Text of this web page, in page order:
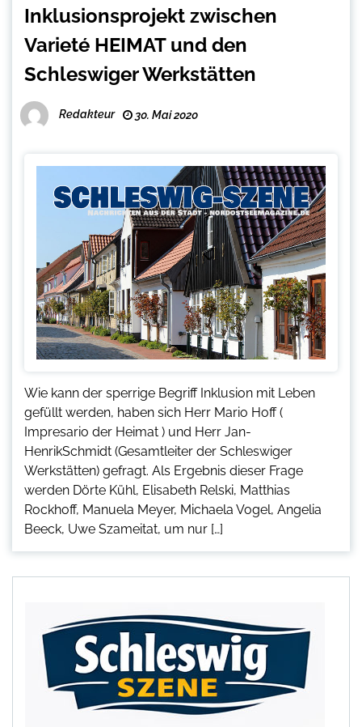
Inklusionsprojekt zwischen
Varieté HEIMAT und den
Schleswiger Werkstätten
Redakteur 30. Mai 2020
Wie kann der sperrige Begriff Inklusion mit Leben
gefüllt werden, haben sich Herr Mario Hoff (
Impresario der Heimat ) und Herr Jan-
HenrikSchmidt (Gesamtleiter der Schleswiger
Werkstätten) gefragt. Als Ergebnis dieser Frage
werden Dörte Kühl, Elisabeth Relski, Matthias
Rockhoff, Manuela Meyer, Michaela Vogel, Angelia
Beeck, Uwe Szameitat, um nur […]